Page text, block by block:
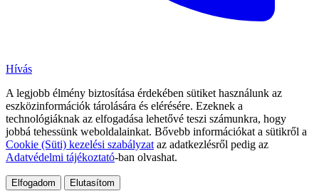
Hívás
A legjobb élmény biztosítása érdekében sütiket használunk az
eszközinformációk tárolására és elérésére. Ezeknek a
technológiáknak az elfogadása lehetővé teszi számunkra, hogy
jobbá tehessünk weboldalainkat. Bővebb információkat a sütikről a
Cookie (Süti) kezelési szabályzat az adatkezlésről pedig az
Adatvédelmi tájékoztató-ban olvashat.
Elfogadom Elutasítom